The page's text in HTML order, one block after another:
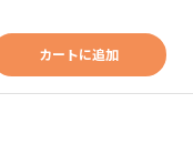
カートに追加